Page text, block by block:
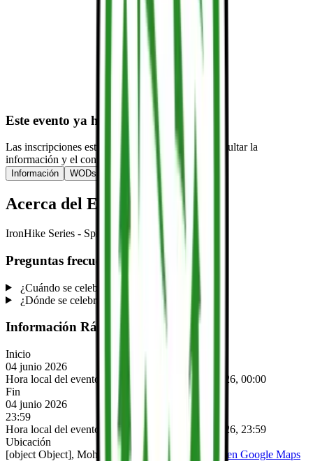
Este evento ya ha pasado
Las inscripciones están cerradas, pero puedes consultar la
información y el contenido publicado.
Información WODs
Acerca del Evento
IronHike Series - Spring '26
Preguntas frecuentes
¿Cuándo se celebra este evento?
¿Dónde se celebra este evento?
Información Rápida
Inicio
04 junio 2026
Hora local del evento (Europe/Madrid):
04 jun 2026, 00:00
Fin
04 junio 2026
23:59
Hora local del evento (Europe/Madrid):
04 jun 2026, 23:59
Ubicación
[object Object], Mohawk Mountain Ski Area,
Ver en Google Maps